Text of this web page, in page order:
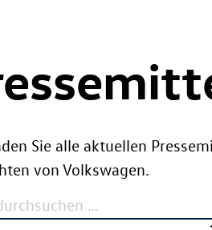
Sie alle aktuellen
von Volkswagen.